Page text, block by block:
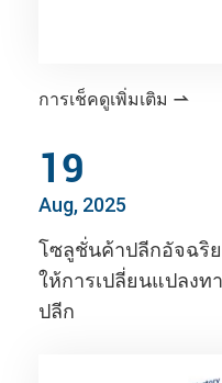
การเช็คดูเพิ่มเติม 
19
Aug, 2025
โซลูชั่นค้าปลีกอัจฉริ
ให้การเปลี่ยนแปลง
ปลีก